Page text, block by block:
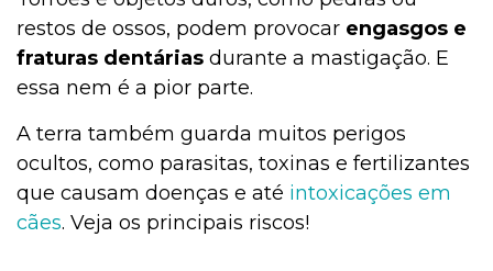
restos de ossos, podem provocar engasgos e
fraturas dentárias durante a mastigação. E
essa nem é a pior parte.
A terra também guarda muitos perigos
ocultos, como parasitas, toxinas e fertilizantes
que causam doenças e até intoxicações em
cães. Veja os principais riscos!